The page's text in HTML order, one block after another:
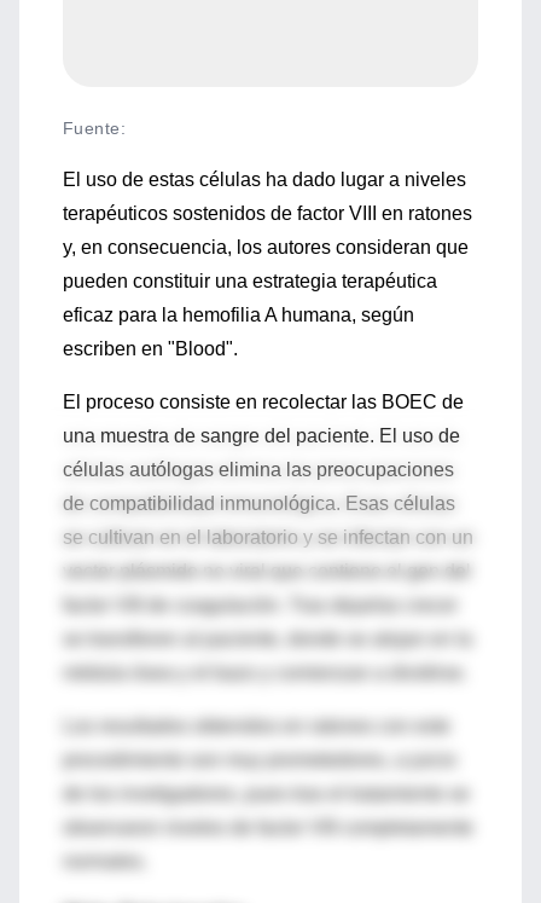
Fuente:
El uso de estas células ha dado lugar a niveles
terapéuticos sostenidos de factor VIII en ratones
y, en consecuencia, los autores consideran que
pueden constituir una estrategia terapéutica
eficaz para la hemofilia A humana, según
escriben en "Blood".
El proceso consiste en recolectar las BOEC de
una muestra de sangre del paciente. El uso de
células autólogas elimina las preocupaciones
de compatibilidad inmunológica. Esas células
se cultivan en el laboratorio y se infectan con un
vector plásmido no viral que contiene el gen del
factor VIII de coagulación. Tras dejarlas crecer
de los invetigadores, pues tras el tratamiento se